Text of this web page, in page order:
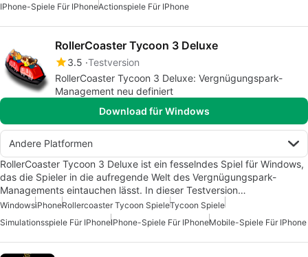
IPhone-Spiele Für IPhoneActionspiele Für IPhone
RollerCoaster Tycoon 3 Deluxe
3.5 Testversion
RollerCoaster Tycoon 3 Deluxe: Vergnügungspark-
Management neu definiert
Download für Windows
Andere Platformen
RollerCoaster Tycoon 3 Deluxe ist ein fesselndes Spiel für Windows,
das die Spieler in die aufregende Welt des Vergnügungspark-
Managements eintauchen lässt. In dieser Testversion…
WindowsiPhoneRollercoaster Tycoon SpieleTycoon Spiele
Simulationsspiele Für IPhoneIPhone-Spiele Für IPhoneMobile-Spiele Für IPhone